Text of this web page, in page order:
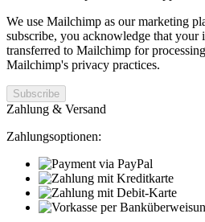
We use Mailchimp as our marketing
subscribe, you acknowledge that
transferred to Mailchimp for
Mailchimp's privacy practices.
Zahlung & Versand
Zahlungsoptionen: